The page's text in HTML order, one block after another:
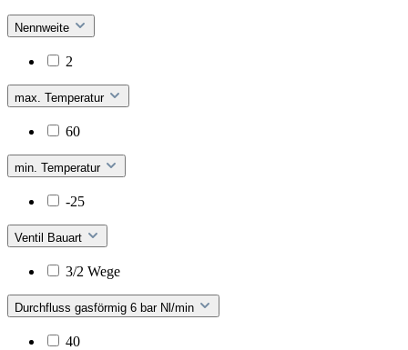
Nennweite
2
max. Temperatur
60
min. Temperatur
-25
Ventil Bauart
3/2 Wege
Durchfluss gasförmig 6 bar Nl/min
40